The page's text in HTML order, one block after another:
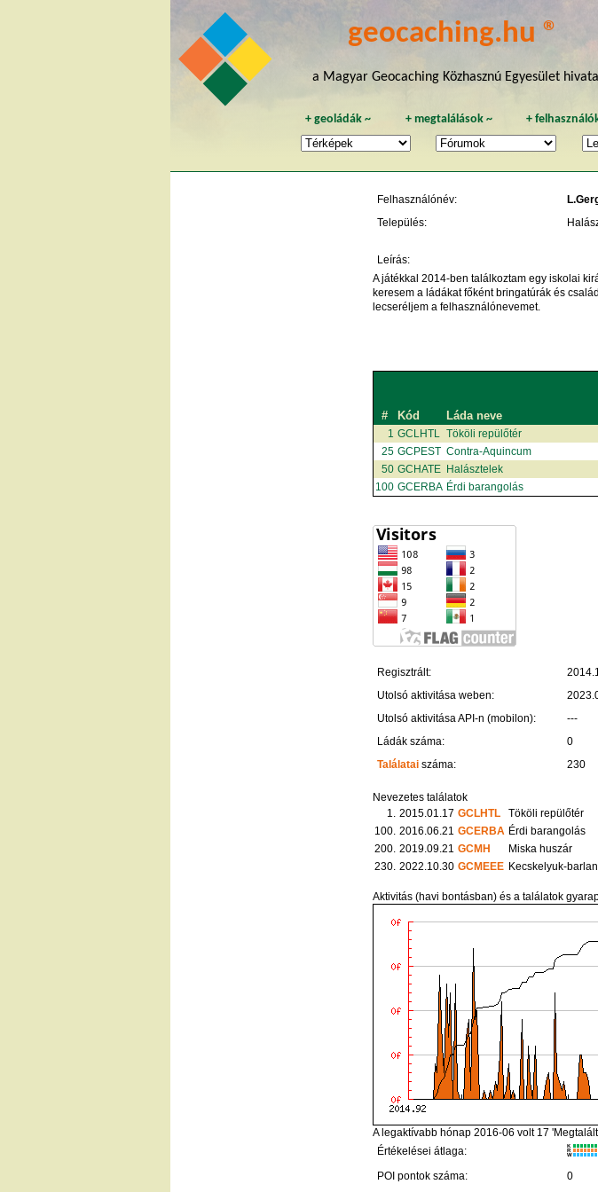
geocaching.hu ®
a Magyar Geocaching Közhasznú Egyesület
+geoládák ~ + megtalálások~ +
Felhasználónév:
Település:
Leírás:
A játékkal 2014-ben találkoztam egy iskolai
keresem a ládákat főként bringatúrák és
lecseréljem a felhasználónevemet.
# Kód Láda neve
1 GCLHTL Tököli repülőtér
25 GCPEST Contra-Aquincum
50 GCHATE Halásztelek
100 GCERBA Érdi barangolás
Regisztrált:
Utolsó aktivitása weben:
Utolsó aktivitása API-n (mobilon):
---
Ládák száma:
0
Találatai száma: 230
Nevezetes találatok
1. 2015.01.17 GCLHTL
Tököli repülőtér
100. 2016.06.21 GCERBA Érdi barangolás
200. 2019.09.21 GCMH
Miska huszár
230. 2022.10.30 GCMEEE Kecskelyuk-
Aktivitás (havi bontásban) és a találatok
A legaktívabb hónap 2016-06 volt 17
Értékelései átlaga:
K
R
W
POI pontok száma: 0